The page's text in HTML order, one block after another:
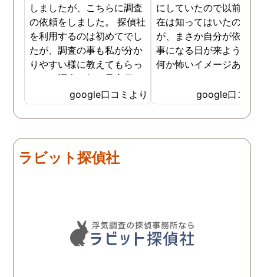
しましたが、こちらに調査
の依頼をしました。 探偵社
を利用するのは初めてでし
たが、調査の事も私が分か
りやすい様に教えてもらっ
たり、調査を行う予定日は
私の希望を聞いてもらいつ
つ、探偵さんのご意見も取
り入れ、細かく打ち合わせ
た。調査を行った日はその
日の報告を入れてくれたり
聞いて頂いたりと精神的に
も助かりました。 報告書や
調査の動画を見せてもらっ
google口コミより
にしていたので以前から
在は知ってはいたのです
が、まさか自分が依頼す
事になる日が来ようと
何か怖いイメージありま
応も良く、安心して相談
きました。 調査後に弁
さんも紹介していただき
した！ありがとうござい
google口コミ
ラビット探偵社